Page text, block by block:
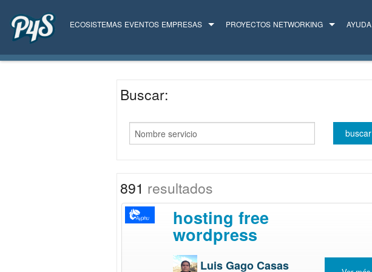
ECOSISTEMAS EVENTOS EMPRESAS PROYECTOS NETWORKING AYUDA
Buscar:
891 resultados
hosting free
wordpress
Luis Gago Casas